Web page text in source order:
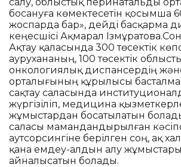
босануға көмектесетін қосымша
жоспарда бар», дейді басқарма
кеңесшісі Ақмарал
Ақтау қаласында 300 төсектік
аурухананың, 100 төсектік
онкологиялық диспансердің
орталығының құрылысы
сақтау саласында
жүргізіліп, медицина
жұмыстардан босатылатын
саласы мамандандырылған
аутсорсингіне берілген соң, ақ
қана емдеу-алдын алу
айналысатын болады.